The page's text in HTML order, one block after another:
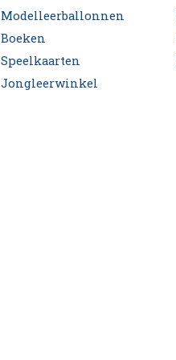
Modelleerballonnen
Boeken
Speelkaarten
Jongleerwinkel